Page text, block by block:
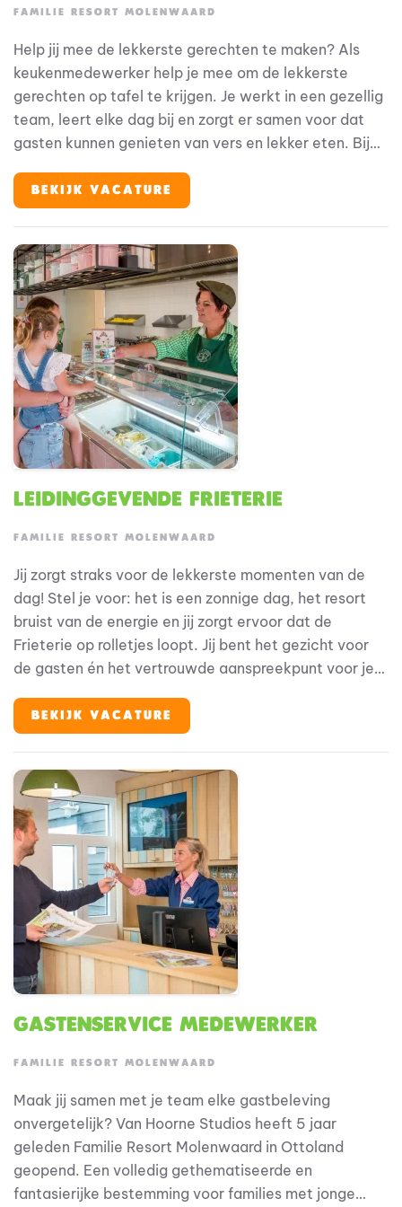
FAMILIE RESORT MOLENWAARD
Help jij mee de lekkerste gerechten te maken? Als
keukenmedewerker help je mee om de lekkerste
gerechten op tafel te krijgen. Je werkt in een gezellig
team, leert elke dag bij en zorgt er samen voor dat
gasten kunnen genieten van vers en lekker eten. Bij
Fien & Teun, waar alles draait om plezier, ontdekken
en jezelf kunnen zijn. En jij? Jij maakt de vakantie
en een gastvrije sfeer.
BEKIJK VACATURE
Leidinggevende Frieterie
FAMILIE RESORT MOLENWAARD
Jij zorgt straks voor de lekkerste momenten van de
dag! Stel je voor: het is een zonnige dag, het resort
bruist van de energie en jij zorgt ervoor dat de
Frieterie op rolletjes loopt. Jij bent het gezicht voor
de gasten én het vertrouwde aanspreekpunt voor je
werk zo leuk. Bij Familie Resort Molenwaard draait
alles om beleving. Onze gasten -gezinnen met jonge
draagt daar elke dag aan bij, met een glimlach en een
goed bakje friet, heerlijke pizza of vers geschept ijsje
geserveerd vanuit de Frieterie.
BEKIJK VACATURE
Gastenservice medewerker
FAMILIE RESORT MOLENWAARD
Maak jij samen met je team elke gastbeleving
onvergetelijk? Van Hoorne Studios heeft 5 jaar
geleden Familie Resort Molenwaard in Ottoland
geopend. Een volledig gethematiseerde en
fantasierijke bestemming voor families met jonge